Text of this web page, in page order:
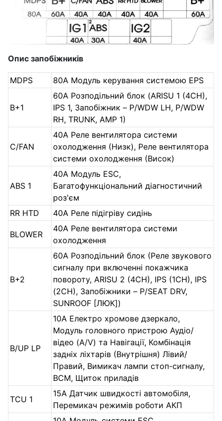
Опис запобіжників
MDPS 80А Модуль керування системою EPS
B+1
60А Розподільний блок (ARISU 1 (4CH),
IPS 1, Запобіжник – P/WDW LH, P/WDW
RH, TRUNK, AMP 1)
C/FAN
40А Реле вентилятора системи
охолодження (Низк), Реле вентилятора
системи охолодження (Висок)
ABS 1
40А Модуль ESC,
Багатофункціональний діагностичний
роз'єм
RR HTD
40А Реле підігріву сидінь
BLOWER
40А Реле вентилятора системи
охолодження
B+2
60А Розподільний блок (Реле звукового
сигналу при включенні покажчика
повороту, ARISU 2 (4CH), IPS (1CH), IPS
(2CH), Запобіжники – P/SEAT DRV,
SUNROOF [ЛЮК])
B/UP LP
10А Електро хромове дзеркало,
Модуль головного пристрою Аудіо/
відео (A/V) та Навігації, Комбінація
задніх ліхтарів (Внутрішня) Лівий/
Правий, Вимикач лампи стоп-сигналу,
BCM, Щиток приладів
TCU 1
15А Датчик швидкості автомобіля,
Перемикач режимів роботи АКП